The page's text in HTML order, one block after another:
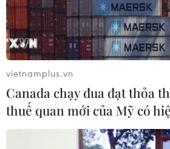
vietnamplus.vn
Canada chạy đua đạt thỏa
thuế quan mới của Mỹ có